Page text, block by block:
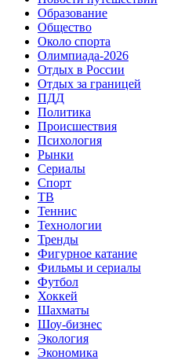
Образование
Общество
Около спорта
Олимпиада-2026
Отдых в России
Отдых за границей
ПДД
Политика
Происшествия
Психология
Рынки
Сериалы
Спорт
ТВ
Теннис
Технологии
Тренды
Фигурное катание
Фильмы и сериалы
Футбол
Хоккей
Шахматы
Шоу-бизнес
Экология
Экономика